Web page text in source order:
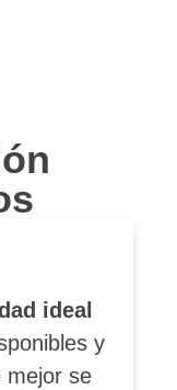
ideal
y
mejor se